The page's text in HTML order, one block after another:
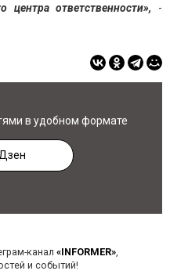
ответственности», -
в удобном формате
канал «INFORMER»,
и событий!